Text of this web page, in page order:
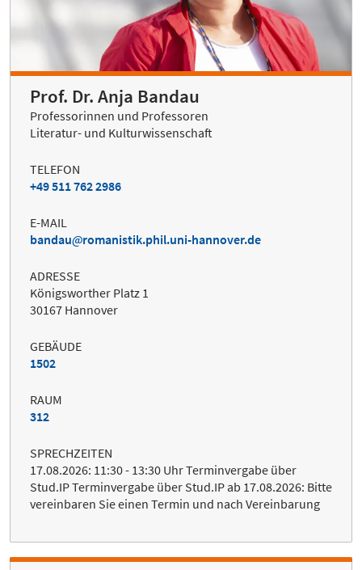
Prof. Dr. Anja Bandau
Professorinnen und Professoren
Literatur- und Kulturwissenschaft
TELEFON
+49 511 762 2986
E-MAIL
bandau
romanistik.phil.uni-hannover.de
ADRESSE
Königsworther Platz 1
30167 Hannover
GEBÄUDE
1502
RAUM
312
SPRECHZEITEN
17.08.2026: 11:30 - 13:30 Uhr Terminvergabe über
Stud.IP Terminvergabe über Stud.IP ab 17.08.2026: Bitte
vereinbaren Sie einen Termin und nach Vereinbarung